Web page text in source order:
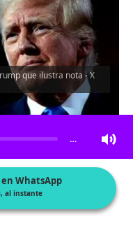
que ilustra nota - X
…
WhatsApp
al instante